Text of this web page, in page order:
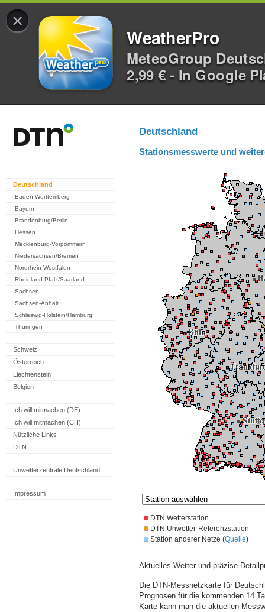
×
WeatherPro
MeteoGroup
2,99 € - In Google
Deutschland
Baden-Württemberg
Bayern
Brandenburg/Berlin
Hessen
Mecklenburg-Vorpommern
Niedersachsen/Bremen
Nordrhein-Westfalen
Rheinland-Pfalz/Saarland
Sachsen
Sachsen-Anhalt
Schleswig-Holstein/Hamburg
Thüringen
Schweiz
Österreich
Liechtenstein
Belgien
Ich will mitmachen (DE)
Ich will mitmachen (CH)
Nützliche Links
DTN
Unwetterzentrale Deutschland
Impressum
Deutschland
Stationsmesswerte und
DTN Wetterstation
DTN Unwetter-Referenzstation
Station anderer Netze (Quelle)
Aktuelles Wetter und präzise
Die DTN-Messnetzkarte für
Prognosen für die kommenden 14
Karte kann man die aktuellen